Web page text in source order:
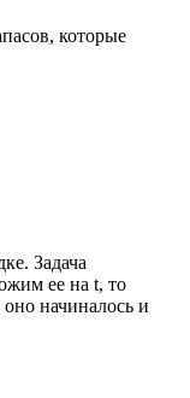
которые
Задача
ее на t, то
начиналось и